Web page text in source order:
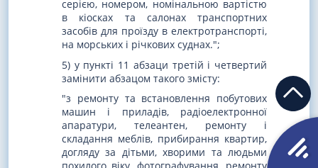
серією, номером, номінальною вартістю
в кіосках та салонах транспортних
засобів для проїзду в електротранспорті,
на морських і річкових суднах.";
5) у пункті 11 абзаци третій і четвертий
замінити абзацом такого змісту:
"з ремонту та встановлення побутових
машин і приладів, радіоелектронної
апаратури, телеантен, ремонту і
складання меблів, прибирання квартир,
догляду за дітьми, хворими та людьми